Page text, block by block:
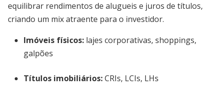
equilibrar rendimentos de alugueis e juros de títulos,
criando um mix atraente para o investidor.
Imóveis físicos: lajes corporativas, shoppings,
galpões
Títulos imobiliários:CRIs, LCIs, LHs